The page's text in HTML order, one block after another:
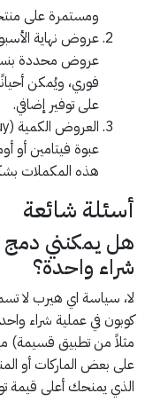
ومستمرة على منتجات
عروض نهاية
فوري، ويُمكن
على توفير إضافي.
هذه المكملات
أسئلة شائعة
هل يمكنني
شراء واحدة؟
لا، سياسة اي هيرب لا
كوبون في عملية شراء
مثلاً من تطبيق قسيمة)
على بعض الماركات أو
الذي يمنحك أعلى قيمة